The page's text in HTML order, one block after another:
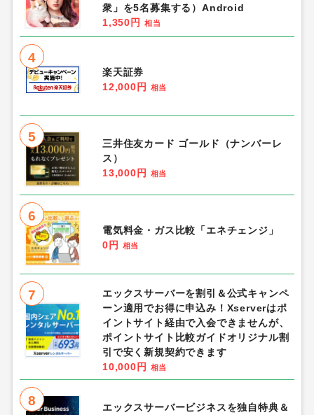
衆」を5名募集する）Android
1,350円
相当
4
楽天証券
12,000円
相当
5
三井住友カード ゴールド（ナンバーレ
ス）
13,000円
相当
6
電気料金・ガス比較「エネチェンジ」
0円
相当
7
エックスサーバーを割引＆公式キャンペ
ーン適用でお得に申込み！Xserverはポ
イントサイト経由で入会できませんが、
ポイントサイト比較ガイドオリジナル割
引で安く新規契約できます
10,000円
相当
8
エックスサーバービジネスを独自特典＆